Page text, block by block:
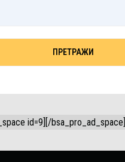
id=9][/bsa_pro_ad_space]